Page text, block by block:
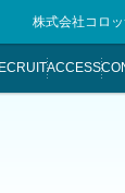
株式会社コロ
ACCESS